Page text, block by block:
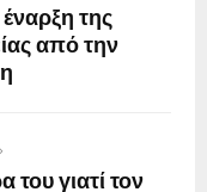
της
από την
γιατί τον